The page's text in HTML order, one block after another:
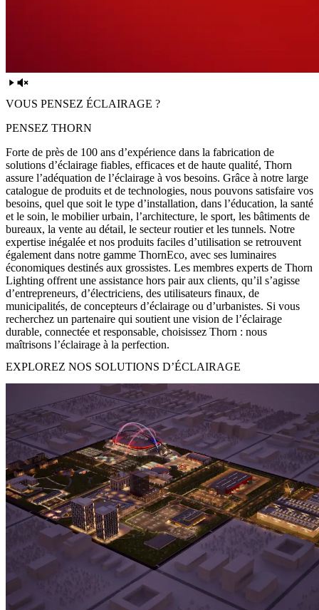
VOUS PENSEZ ÉCLAIRAGE ?
PENSEZ THORN
Forte de près de 100 ans d’expérience dans la fabrication de
solutions d’éclairage fiables, efficaces et de haute qualité, Thorn
assure l’adéquation de l’éclairage à vos besoins. Grâce à notre large
catalogue de produits et de technologies, nous pouvons satisfaire vos
besoins, quel que soit le type d’installation, dans l’éducation, la santé
et le soin, le mobilier urbain, l’architecture, le sport, les bâtiments de
bureaux, la vente au détail, le secteur routier et les tunnels. Notre
expertise inégalée et nos produits faciles d’utilisation se retrouvent
également dans notre gamme ThornEco, avec ses luminaires
économiques destinés aux grossistes. Les membres experts de Thorn
Lighting offrent une assistance hors pair aux clients, qu’il s’agisse
d’entrepreneurs, d’électriciens, des utilisateurs finaux, de
municipalités, de concepteurs d’éclairage ou d’urbanistes. Si vous
recherchez un partenaire qui soutient une vision de l’éclairage
durable, connectée et responsable, choisissez Thorn : nous
maîtrisons l’éclairage à la perfection.
EXPLOREZ NOS SOLUTIONS D’ÉCLAIRAGE